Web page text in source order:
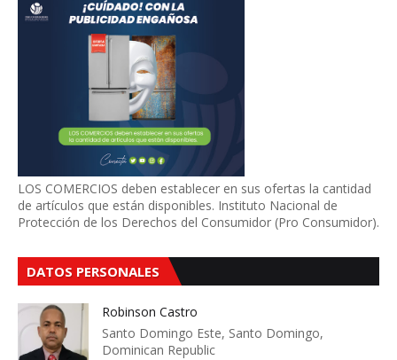
LOS COMERCIOS deben establecer en sus ofertas la cantidad
de artículos que están disponibles. Instituto Nacional de
Protección de los Derechos del Consumidor (Pro Consumidor).
DATOS PERSONALES
Robinson Castro
Santo Domingo Este, Santo Domingo,
Dominican Republic